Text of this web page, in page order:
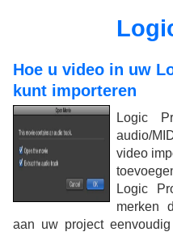
Hoe u video in uw
kunt importeren
Logic
audio/
video
Logic
merken
aan uw project